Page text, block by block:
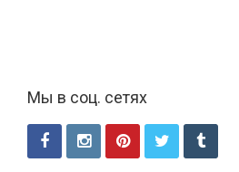
Мы в соц. сетях